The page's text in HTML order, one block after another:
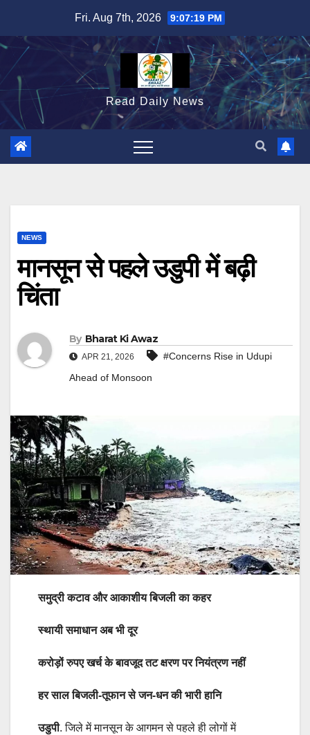
content
Fri. Aug 7th, 2026 9:07:20 PM
Read Daily News
NEWS
मानसून से पहले उडुपी में बढ़ी
चिंता
By Bharat Ki Awaz
APR 21, 2026
#Concerns Rise in Udupi
Ahead of Monsoon
समुद्री कटाव और आकाशीय बिजली का कहर
स्थायी समाधान अब भी दूर
करोड़ों रुपए खर्च के बावजूद तट क्षरण पर नियंत्रण नहीं
हर साल बिजली-तूफान से जन-धन की भारी हानि
उडुपी. जिले में मानसून के आगमन से पहले ही लोगों में